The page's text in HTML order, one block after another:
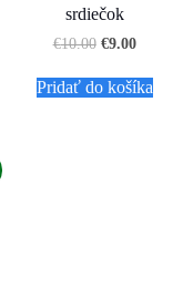
srdiečok
€10.00 €9.00
Pridať do košíka